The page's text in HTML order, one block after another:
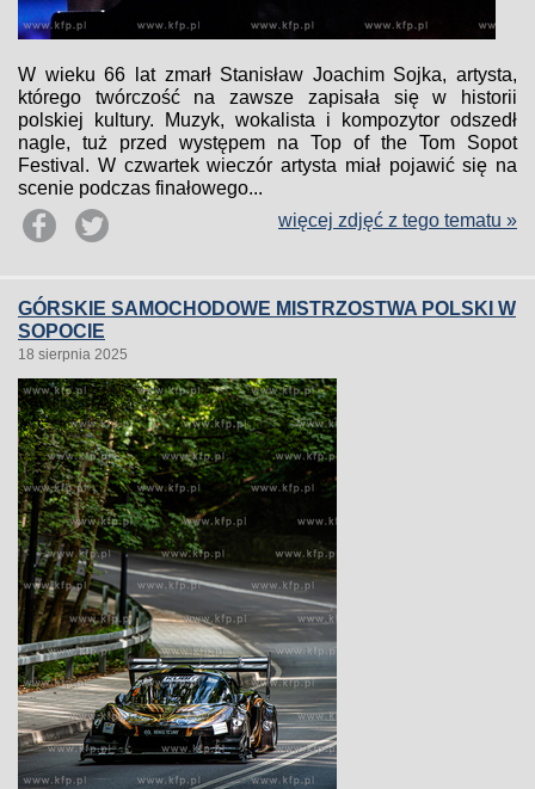
W wieku 66 lat zmarł Stanisław Joachim Sojka, artysta,
którego twórczość na zawsze zapisała się w historii
polskiej kultury. Muzyk, wokalista i kompozytor odszedł
nagle, tuż przed występem na Top of the Tom Sopot
Festival. W czwartek wieczór artysta miał pojawić się na
scenie podczas finałowego...
więcej zdjęć z tego tematu »
GÓRSKIE SAMOCHODOWE MISTRZOSTWA POLSKI W
SOPOCIE
18 sierpnia 2025